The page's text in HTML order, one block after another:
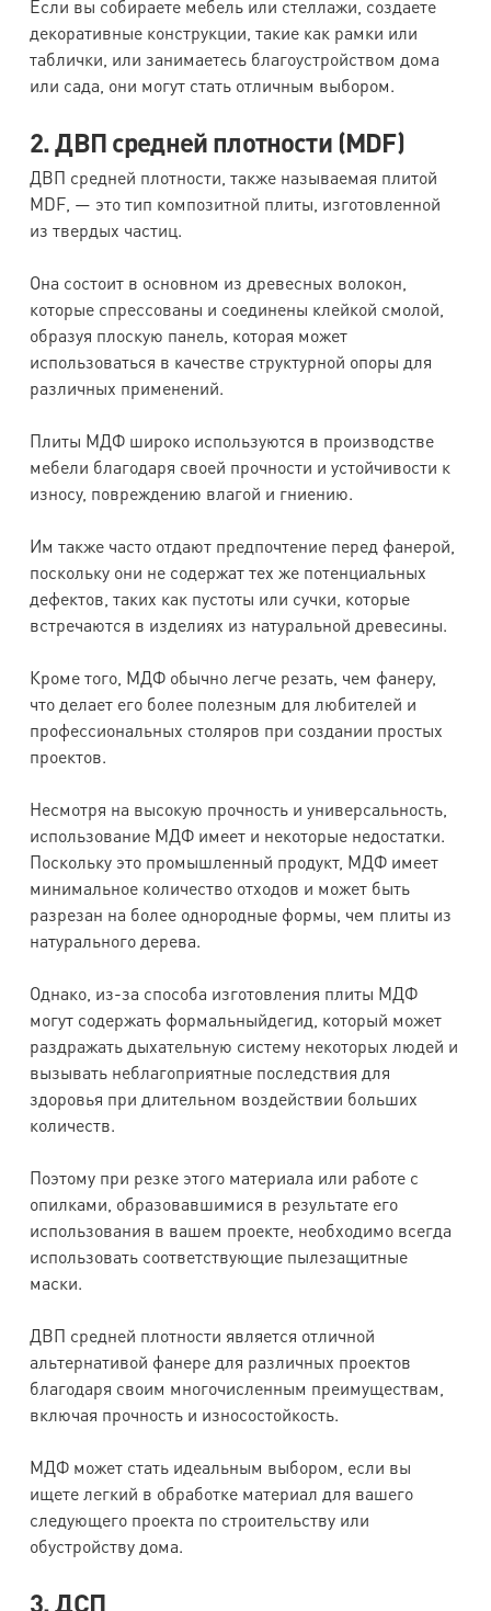
Если вы собираете мебель или стеллажи, создаете
декоративные конструкции, такие как рамки или
таблички, или занимаетесь благоустройством дома
или сада, они могут стать отличным выбором.
2. ДВП средней плотности (MDF)
ДВП средней плотности, также называемая плитой
MDF, — это тип композитной плиты, изготовленной
из твердых частиц.
Она состоит в основном из древесных волокон,
которые спрессованы и соединены клейкой смолой,
образуя плоскую панель, которая может
использоваться в качестве структурной опоры для
различных применений.
Плиты МДФ широко используются в производстве
мебели благодаря своей прочности и устойчивости к
износу, повреждению влагой и гниению.
Им также часто отдают предпочтение перед фанерой,
поскольку они не содержат тех же потенциальных
дефектов, таких как пустоты или сучки, которые
встречаются в изделиях из натуральной древесины.
Кроме того, МДФ обычно легче резать, чем фанеру,
что делает его более полезным для любителей и
профессиональных столяров при создании простых
проектов.
Несмотря на высокую прочность и универсальность,
использование МДФ имеет и некоторые недостатки.
Поскольку это промышленный продукт, МДФ имеет
минимальное количество отходов и может быть
разрезан на более однородные формы, чем плиты из
натурального дерева.
Однако, из-за способа изготовления плиты МДФ
могут содержать формальныйдегид, который может
раздражать дыхательную систему некоторых людей и
вызывать неблагоприятные последствия для
здоровья при длительном воздействии больших
количеств.
Поэтому при резке этого материала или работе с
опилками, образовавшимися в результате его
использования в вашем проекте, необходимо всегда
использовать соответствующие пылезащитные
маски.
ДВП средней плотности является отличной
альтернативой фанере для различных проектов
благодаря своим многочисленным преимуществам,
включая прочность и износостойкость.
МДФ может стать идеальным выбором, если вы
ищете легкий в обработке материал для вашего
следующего проекта по строительству или
обустройству дома.
3. ДСП